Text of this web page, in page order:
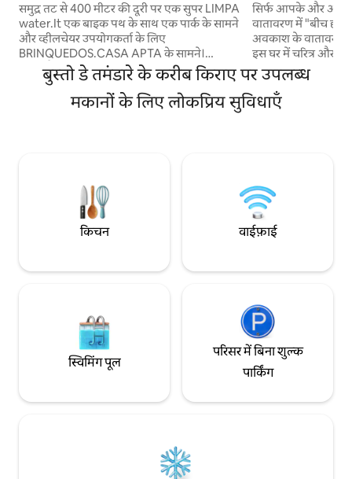
समुद्र तट से 400 मीटर की दूरी पर एक सुपर LIMPA
water.It एक बाइक पथ के साथ एक पार्क के सामने
और व्हीलचेयर उपयोगकर्ता के लिए
BRINQUEDOS.CASA APTA के सामने।
रेस्तरां,बैंकों,मॉल से 250MTS। झूला के साथ
बालकनी, REFEIÇãOO.JARDIM के लिए 2 टेबल
के साथ, 2 CARROS.CHURRASQ के लिए स्थान
और 3 AMB के लिए MESA.SALA के साथ
SOLT) एक PQ से जुड़ा हुआ है। बेडरूम (डबल बेड)
सिर्फ आपके और आपके
वातावरण में "बीच
अवकाश के वातावरण
इस घर में चरित्र और
के आराम को देखते हुए,
शुरुआती खरीदारी,
चुनता है जो वे अपने
चाहते हैं। कृपया ध्यान दें: ठहरने के अंत में आपसे
बुस्तो डे तमंडारे के करीब किराए पर उपलब्ध
मकानों के लिए लोकप्रिय सुविधाएँ
किचन वाईफ़ाई
स्विमिंग पूल
परिसर में बिना शुल्क
पार्किंग